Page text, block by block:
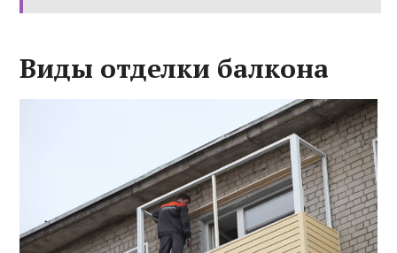
Виды отделки балкона